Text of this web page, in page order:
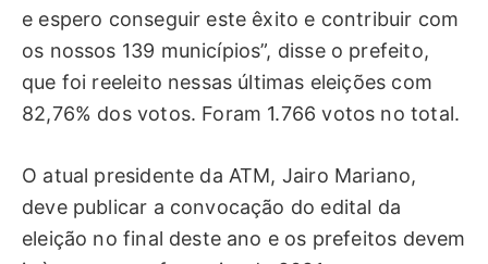
e espero conseguir este êxito e contribuir com
os nossos 139 municípios”, disse o prefeito,
que foi reeleito nessas últimas eleições com
82,76% dos votos. Foram 1.766 votos no total.
O atual presidente da ATM, Jairo Mariano,
deve publicar a convocação do edital da
eleição no final deste ano e os prefeitos devem